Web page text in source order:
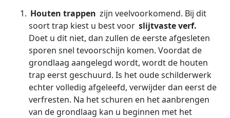
Houten trappen zijn veelvoorkomend. Bij dit
soort trap kiest u best voor slijtvaste verf.
Doet u dit niet, dan zullen de eerste afgesleten
sporen snel tevoorschijn komen. Voordat de
grondlaag aangelegd wordt, wordt de houten
trap eerst geschuurd. Is het oude schilderwerk
echter volledig afgeleefd, verwijder dan eerst de
verfresten. Na het schuren en het aanbrengen
van de grondlaag kan u beginnen met het